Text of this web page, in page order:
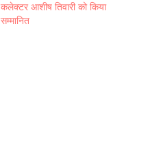
कलेक्टर आशीष तिवारी को किया
सम्मानित